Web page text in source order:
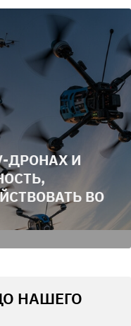
ДРОНАХ И
ВО
НАШЕГО